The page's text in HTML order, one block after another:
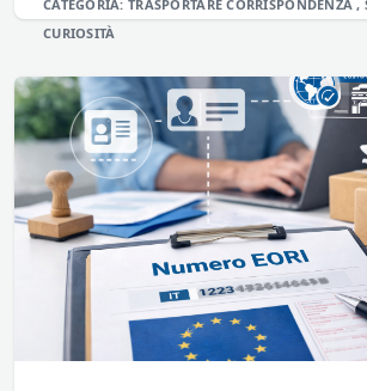
CATEGORIA:TRASPORTARECORRISPONDENZA,
CURIOSITÀ